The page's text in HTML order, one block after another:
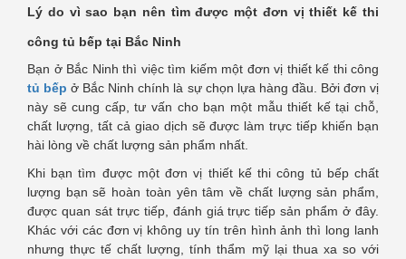
Lý do vì sao bạn nên tìm được một đơn vị thiết kế thi
công tủ bếp tại Bắc Ninh
Bạn ở Bắc Ninh thì việc tìm kiếm một đơn vị thiết kế thi công
tủ bếp ở Bắc Ninh chính là sự chọn lựa hàng đầu. Bởi đơn vị
này sẽ cung cấp, tư vấn cho bạn một mẫu thiết kế tại chỗ,
chất lượng, tất cả giao dịch sẽ được làm trực tiếp khiến bạn
hài lòng về chất lượng sản phẩm nhất.
Khi bạn tìm được một đơn vị thiết kế thi công tủ bếp chất
lượng bạn sẽ hoàn toàn yên tâm về chất lượng sản phẩm,
được quan sát trực tiếp, đánh giá trực tiếp sản phẩm ở đây.
Khác với các đơn vị không uy tín trên hình ảnh thì long lanh
nhưng thực tế chất lượng, tính thẩm mỹ lại thua xa so với